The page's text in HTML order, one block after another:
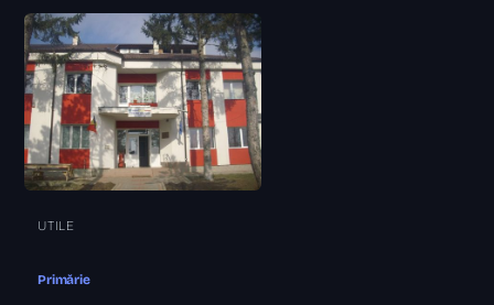
UTILE
Primărie